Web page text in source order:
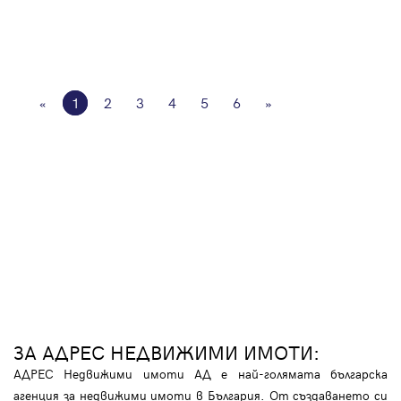
« 1 2 3 4 5 6 »
ЗА АДРЕС НЕДВИЖИМИ ИМОТИ:
АДРЕС Недвижими имоти АД е най-голямата българска
агенция за недвижими имоти в България. От създаването си